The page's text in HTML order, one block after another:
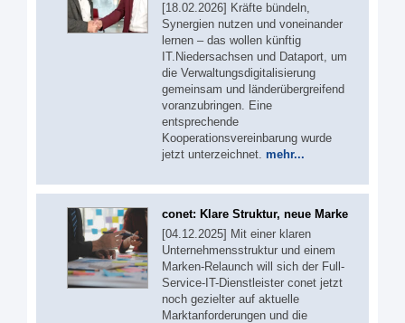
[18.02.2026] Kräfte bündeln,
Synergien nutzen und voneinander
lernen – das wollen künftig
IT.Niedersachsen und Dataport, um
die Verwaltungsdigitalisierung
gemeinsam und länderübergreifend
voranzubringen. Eine
entsprechende
Kooperationsvereinbarung wurde
jetzt unterzeichnet. mehr...
conet: Klare Struktur, neue Marke
[04.12.2025] Mit einer klaren
Unternehmensstruktur und einem
Marken-Relaunch will sich der Full-
Service-IT-Dienstleister conet jetzt
noch gezielter auf aktuelle
Marktanforderungen und die